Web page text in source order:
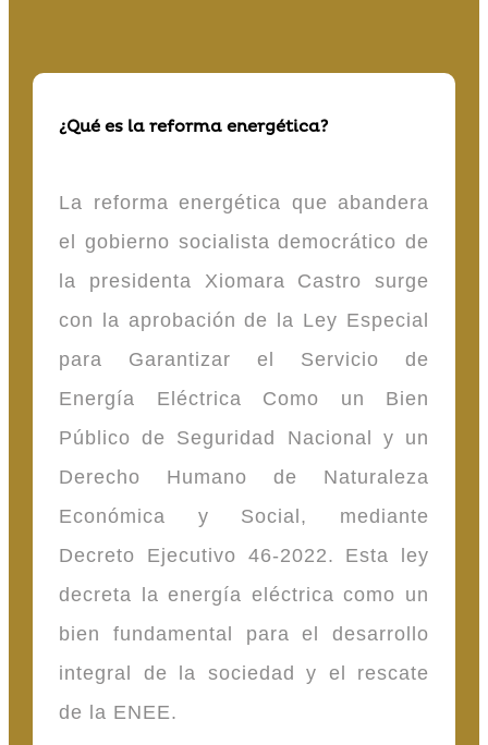
¿Qué es la reforma energética?
La reforma energética que abandera
el gobierno socialista democrático de
la presidenta Xiomara Castro surge
con la aprobación de la Ley Especial
para Garantizar el Servicio de
Energía Eléctrica Como un Bien
Público de Seguridad Nacional y un
Derecho Humano de Naturaleza
Económica y Social, mediante
Decreto Ejecutivo 46-2022. Esta ley
decreta la energía eléctrica como un
bien fundamental para el desarrollo
integral de la sociedad y el rescate
de la ENEE.